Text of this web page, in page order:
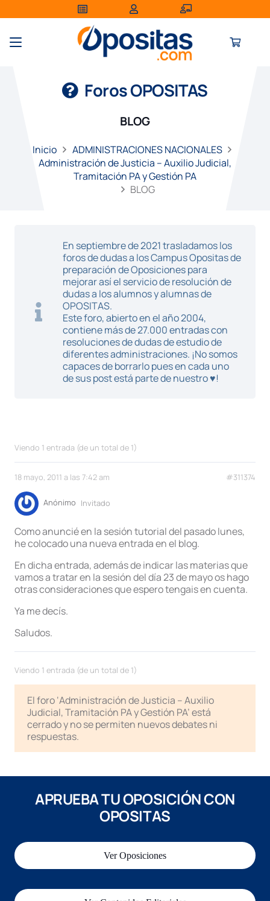
Foros OPOSITAS
BLOG
Inicio
ADMINISTRACIONES NACIONALES
Administración de Justicia – Auxilio Judicial,
Tramitación PA y Gestión PA
BLOG
En septiembre de 2021 trasladamos los
foros de dudas a los Campus Opositas de
preparación de Oposiciones para
mejorar así el servicio de resolución de
dudas a los alumnos y alumnas de
OPOSITAS.
Este foro, abierto en el año 2004,
contiene más de 27.000 entradas con
resoluciones de dudas de estudio de
diferentes administraciones. ¡No somos
capaces de borrarlo pues en cada uno
de sus post está parte de nuestro ♥!
Viendo 1 entrada (de un total de 1)
18 mayo, 2011 a las 7:42 am #311374
Anónimo Invitado
Como anuncié en la sesión tutorial del pasado lunes,
he colocado una nueva entrada en el blog.
En dicha entrada, además de indicar las materias que
vamos a tratar en la sesión del día 23 de mayo os hago
otras consideraciones que espero tengais en cuenta.
Ya me decís.
Saludos.
Viendo 1 entrada (de un total de 1)
El foro ‘Administración de Justicia – Auxilio
Judicial, Tramitación PA y Gestión PA’ está
cerrado y no se permiten nuevos debates ni
respuestas.
APRUEBA TU OPOSICIÓN CON
OPOSITAS
Ver Oposiciones